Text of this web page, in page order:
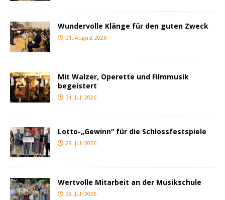
Wundervolle Klänge für den guten Zweck
01. August 2026
Mit Walzer, Operette und Filmmusik
begeistert
31. Juli 2026
Lotto-„Gewinn“ für die Schlossfestspiele
29. Juli 2026
Wertvolle Mitarbeit an der Musikschule
28. Juli 2026